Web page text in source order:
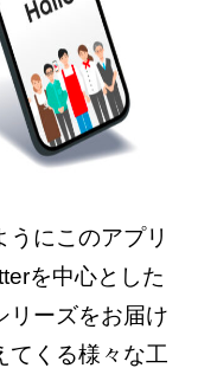
にこのアプリ
を中心とした
リーズをお届け
てくる様々な工